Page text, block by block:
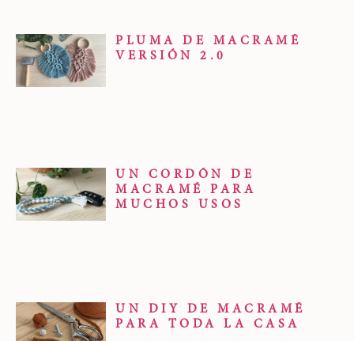
PLUMA DE MACRAMÉ
VERSIÓN 2.0
UN CORDÓN DE
MACRAMÉ PARA
MUCHOS USOS
UN DIY DE MACRAMÉ
PARA TODA LA CASA